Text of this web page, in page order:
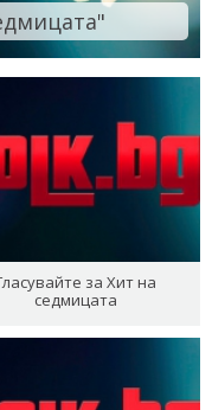
за Хит на
седмицата